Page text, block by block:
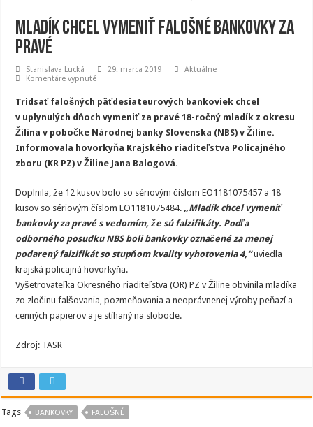
Mladík chcel vymeniť falošné bankovky za
pravé
Stanislava Lucká 29. marca 2019
Aktuálne
Komentáre vypnuténa
chcel
vymeniť
falošné
bankovky
za
pravé
Tridsať falošných päťdesiateurových bankoviek chcel
v uplynulých dňoch vymeniť za pravé 18-ročný mladík z okresu
Žilina v pobočke Národnej banky Slovenska (NBS) v Žiline.
Informovala hovorkyňa Krajského riaditeľstva Policajného
zboru (KR PZ) v Žiline Jana Balogová.
Doplnila, že 12 kusov bolo so sériovým číslom EO1181075457 a 18
kusov so sériovým číslom EO1181075484. „Mladík chcel vymeniť
bankovky za pravé s vedomím, že sú falzifikáty. Podľa
odborného posudku NBS boli bankovky označené za menej
podarený falzifikát so stupňom kvality vyhotovenia 4,“uviedla
krajská policajná hovorkyňa.
Vyšetrovateľka Okresného riaditeľstva (OR) PZ v Žiline obvinila mladíka
zo zločinu falšovania, pozmeňovania a neoprávnenej výroby peňazí a
cenných papierov a je stíhaný na slobode.
Zdroj: TASR
Tags BANKOVKY FALOŠNÉ